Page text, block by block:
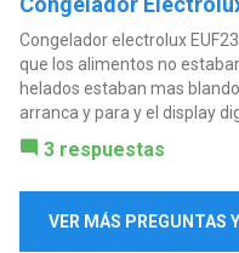
Congelador electrolux
que los alimentos no
helados estaban mas
arranca y para y el display
3 respuestas
VER MÁS PREGUNTAS